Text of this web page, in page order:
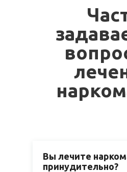
Вы лечите
принудительно?